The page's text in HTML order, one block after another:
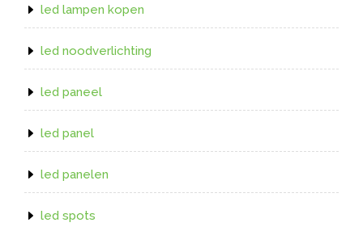
led lampen kopen
led noodverlichting
led paneel
led panel
led panelen
led spots